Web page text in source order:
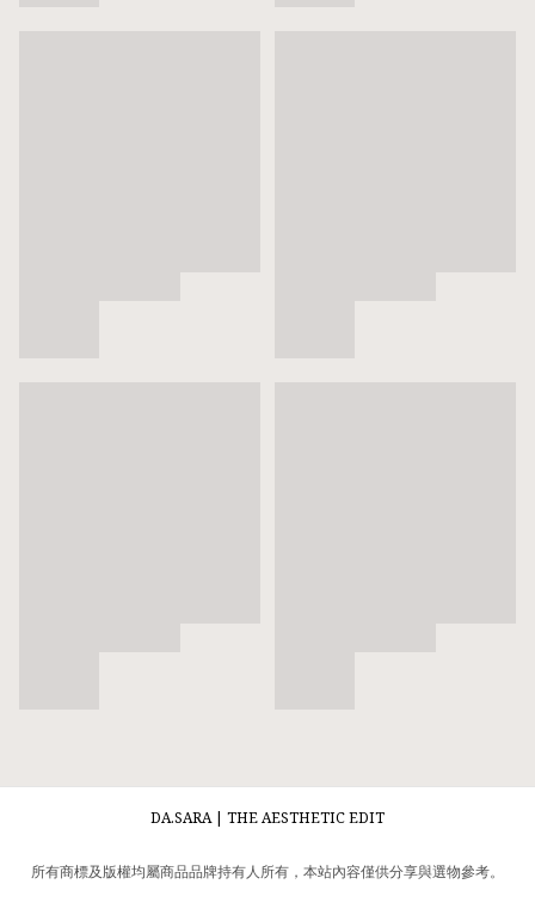
DA.SARA | THE AESTHETIC EDIT
所有商標及版權均屬商品品牌持有人所有，本站內容僅供分享與選物參考。